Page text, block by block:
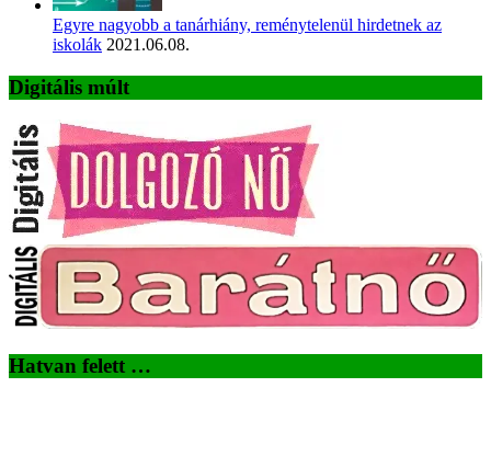
Egyre nagyobb a tanárhiány, reménytelenül hirdetnek az
iskolák 2021.06.08.
Digitális múlt
Hatvan felett …